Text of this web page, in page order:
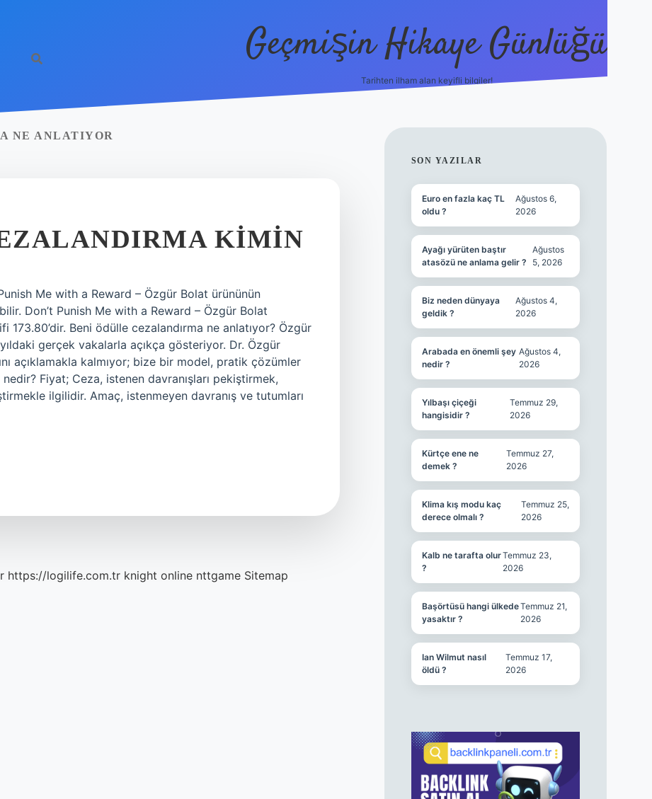
Geçmişin Hikaye Günlüğü
Tarihten ilham alan keyifli bilgiler!
NE ANLATIYOR
KIMIN
Me with a Reward – Özgür Bolat ürününün
Don’t Punish Me with a Reward – Özgür Bolat
Beni ödülle cezalandırma ne anlatıyor? Özgür
gerçek vakalarla açıkça gösteriyor. Dr. Özgür
açıklamakla kalmıyor; bize bir model, pratik çözümler
Fiyat; Ceza, istenen davranışları pekiştirmek,
ilgilidir. Amaç, istenmeyen davranış ve tutumları
https://logilife.com.tr knight online nttgame Sitemap
SIDEBAR
SON YAZILAR
Euro en fazla kaç TL
oldu ?
Ağustos 6,
2026
Ayağı yürüten baştır
atasözü ne anlama gelir ?
Ağustos
5, 2026
Biz neden dünyaya
geldik ?
Ağustos 4,
2026
Arabada en önemli şey
nedir ?
Ağustos 4,
2026
Yılbaşı çiçeği
hangisidir ?
Temmuz 29,
2026
Kürtçe ene ne
demek ?
Temmuz 27,
2026
Klima kış modu kaç
derece olmalı ?
Temmuz 25,
2026
Kalb ne tarafta olur
?
Temmuz 23,
2026
Başörtüsü hangi ülkede
yasaktır ?
Temmuz 21,
2026
Ian Wilmut nasıl
öldü ?
Temmuz 17,
2026
betbox giriş